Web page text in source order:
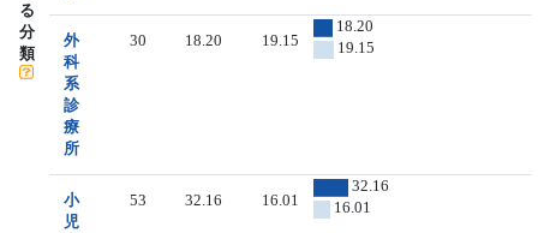
る
分
類
外
科
系
診
療
所
30 18.20 19.15
18.20
19.15
小
児
53 32.16 16.01
32.16
16.01